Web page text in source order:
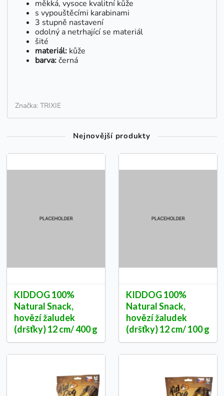
měkká, vysoce kvalitní kůže
s vypouštěcími karabinami
3 stupně nastavení
odolný a netrhající se materiál
šité
materiál: kůže
barva:černá
Značka: TRIXIE
Nejnovější produkty
KIDDOG 100%
Natural Snack,
hovězí žaludek
(dršťky) 12 cm/ 400 g
KIDDOG 100%
Natural Snack,
hovězí žaludek
(dršťky) 12 cm/ 100 g